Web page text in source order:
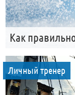
Как
Личный тренер